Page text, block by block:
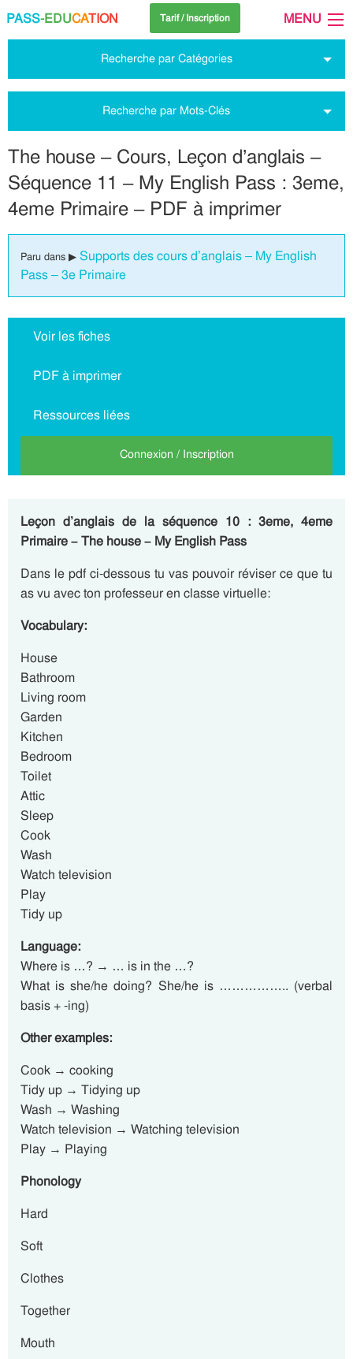
PASS-EDUCATION Tarif / Inscription MENU
Recherche par Catégories
Recherche par Mots-Clés
The house – Cours, Leçon d’anglais –
Séquence 11 – My English Pass : 3eme,
4eme Primaire – PDF à imprimer
Paru dans ▶ Supports des cours d’anglais – My English
Pass – 3e Primaire
Voir les fiches
PDF à imprimer
Ressources liées
Connexion / Inscription
Leçon d’anglais de la séquence 10 : 3eme, 4eme
Primaire – The house – My English Pass
Dans le pdf ci-dessous tu vas pouvoir réviser ce que tu
as vu avec ton professeur en classe virtuelle:
Vocabulary:
House
Bathroom
Living room
Garden
Kitchen
Bedroom
Toilet
Attic
Sleep
Cook
Wash
Watch television
Play
Tidy up
Language:
Where is …? → … is in the …?
What is she/he doing? She/he is …………….. (verbal
basis + -ing)
Other examples:
Cook → cooking
Tidy up → Tidying up
Wash → Washing
Watch television → Watching television
Play → Playing
Phonology
Hard
Soft
Clothes
Together
Mouth